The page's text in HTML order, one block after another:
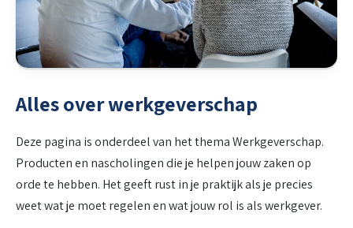
Alles over werkgeverschap
Deze pagina is onderdeel van het thema Werkgeverschap.
Producten en nascholingen die je helpen jouw zaken op
orde te hebben. Het geeft rust in je praktijk als je precies
weet wat je moet regelen en wat jouw rol is als werkgever.